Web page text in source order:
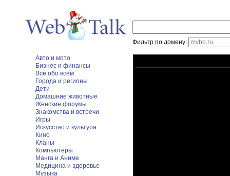
Фильтр по домену:
Авто и мото
Бизнес и финансы
Всё обо всём
Города и регионы
Дети
Домашние животные
Женские форумы
Знакомства и встречи
Игры
Искусство и культура
Кино
Кланы
Компьютеры
Манга и Аниме
Медицина и здоровье
Музыка